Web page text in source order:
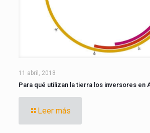
11 abril, 2018
Para qué utilizan la tierra los inversores en
Leer más